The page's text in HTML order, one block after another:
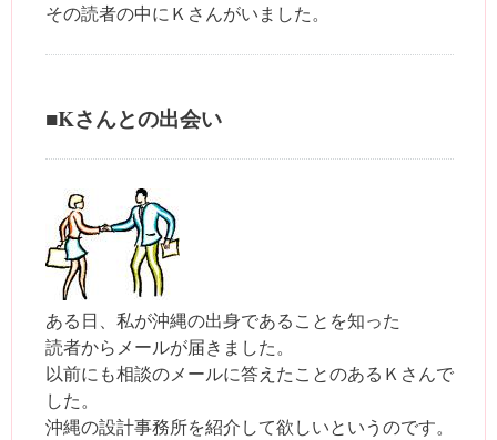
その読者の中にＫさんがいました。
■Kさんとの出会い
ある日、私が沖縄の出身であることを知った
読者からメールが届きました。
以前にも相談のメールに答えたことのあるＫさんで
した。
沖縄の設計事務所を紹介して欲しいというのです。